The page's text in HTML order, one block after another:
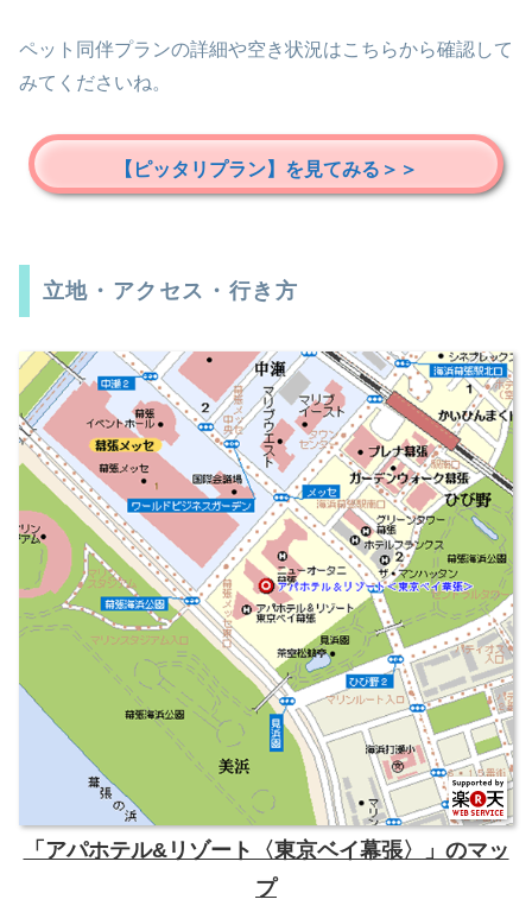
ペット同伴プランの詳細や空き状況はこちらから確認して
みてくださいね。
【ピッタリプラン】を見てみる＞＞
立地・アクセス・行き方
「アパホテル&リゾート〈東京ベイ幕張〉」のマッ
プ